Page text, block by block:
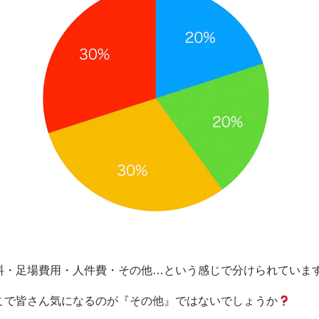
・足場費用・人件費・その他…という感じで分けられていま
で皆さん気になるのが『その他』ではないでしょうか